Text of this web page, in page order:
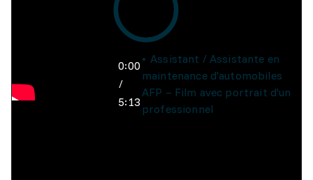
0:00
/
5:13
Assistant / Assistante en
maintenance d'automobiles
AFP – Film avec portrait d'un
professionnel